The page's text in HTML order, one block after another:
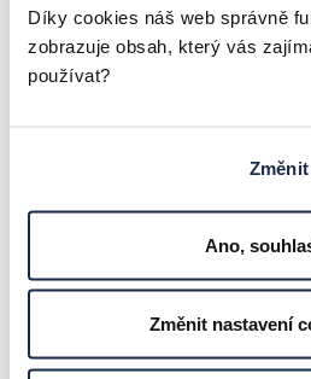
Díky cookies náš web správně
zobrazuje obsah, který vás
používat?
Ano,
Změnit nastavení
KATEGORIE